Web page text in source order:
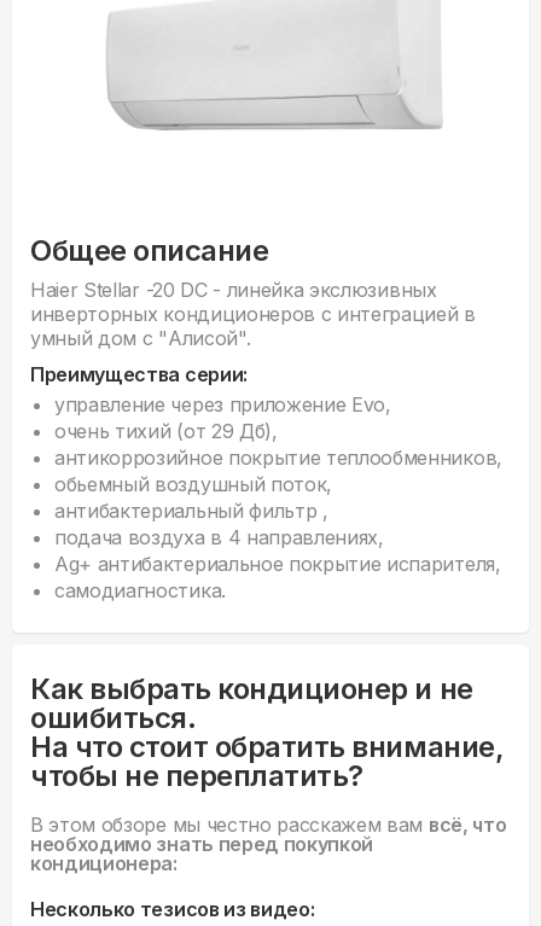
Общее описание
Haier Stellar -20 DC - линейка экслюзивных
инверторных кондиционеров с интеграцией в
умный дом с "Алисой".
Преимущества серии:
управление через приложение Evo,
очень тихий (от 29 Дб),
антикоррозийное покрытие теплообменников,
обьемный воздушный поток,
антибактериальный фильтр ,
подача воздуха в 4 направлениях,
Ag+ антибактериальное покрытие испарителя,
самодиагностика.
Как выбрать кондиционер и не
ошибиться.
На что стоит обратить внимание,
чтобы не переплатить?
В этом обзоре мы честно расскажем вам всё, что
необходимо знать перед покупкой
кондиционера:
Несколько тезисов из видео: